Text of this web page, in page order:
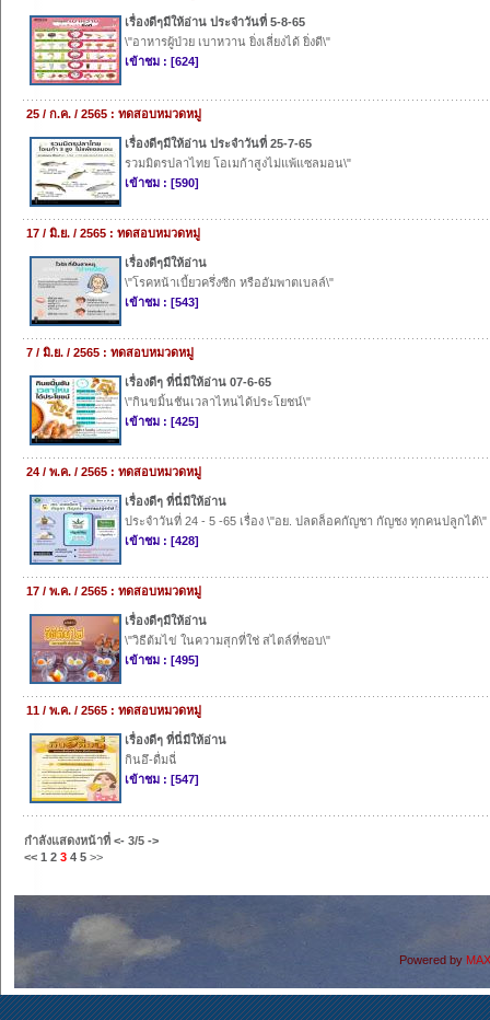
เรื่องดีๆมีให้อ่าน ประจำวันที่ 5-8-65
\"อาหารผู้ป่วย เบาหวาน ยิ่งเลี่ยงได้ ยิ่งดี\"
เข้าชม : [624]
25 / ก.ค. / 2565 : ทดสอบหมวดหมู่
เรื่องดีๆมีให้อ่าน ประจำวันที่ 25-7-65
รวมมิตรปลาไทย โอเมก้าสูงไม่แพ้แซลมอน\"
เข้าชม : [590]
17 / มิ.ย. / 2565 : ทดสอบหมวดหมู่
เรื่องดีๆมีให้อ่าน
\"โรคหน้าเบี้ยวครึ่งซีก หรืออัมพาตเบลล์\"
เข้าชม : [543]
7 / มิ.ย. / 2565 : ทดสอบหมวดหมู่
เรื่องดีๆ ที่นี่มีให้อ่าน 07-6-65
\"กินขมิ้นชันเวลาไหนได้ประโยชน์\"
เข้าชม : [425]
24 / พ.ค. / 2565 : ทดสอบหมวดหมู่
เรื่องดีๆ ที่นี่มีให้อ่าน
ประจำวันที่ 24 - 5 -65 เรื่อง \"อย. ปลดล็อคกัญชา กัญชง ทุกคนปลูกได้\"
เข้าชม : [428]
17 / พ.ค. / 2565 : ทดสอบหมวดหมู่
เรื่องดีๆมีให้อ่าน
\"วิธีต้มไข่ ในความสุกที่ใช่ สไตล์ที่ชอบ\"
เข้าชม : [495]
11 / พ.ค. / 2565 : ทดสอบหมวดหมู่
เรื่องดีๆ ที่นี่มีให้อ่าน
กินอึ-ดื่มฉี่
เข้าชม : [547]
กำลังแสดงหน้าที่ <- 3/5 ->
<< 1 2 3 4 5 >>
Powered by